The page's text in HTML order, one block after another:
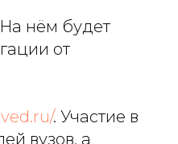
нём будет
от
. Участие в
вузов, а